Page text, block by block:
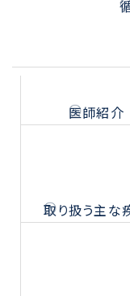
医師紹介
取り扱う主な